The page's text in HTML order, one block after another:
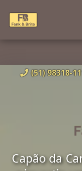
(51) 98318-
Capão da